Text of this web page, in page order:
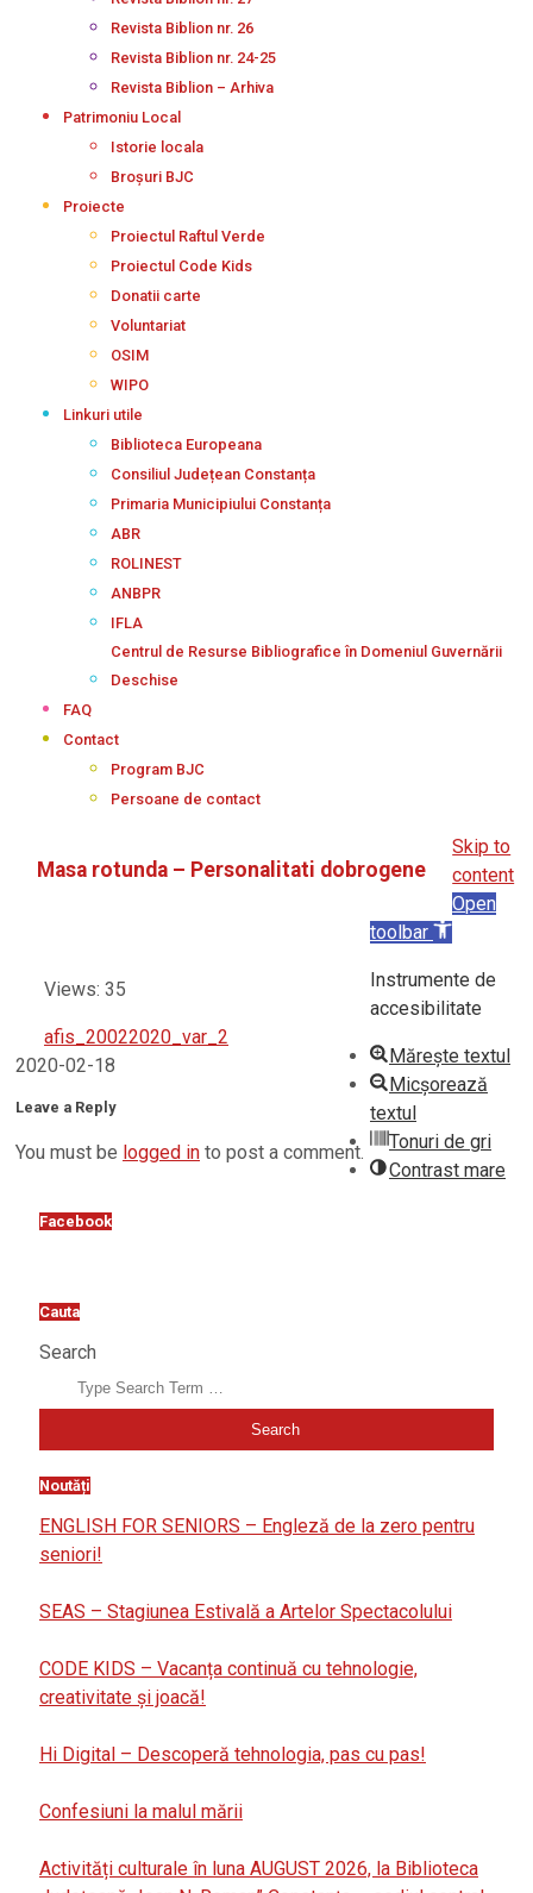
Revista Biblion nr. 26
Revista Biblion nr. 24-25
Revista Biblion – Arhiva
Patrimoniu Local
Istorie locala
Broșuri BJC
Proiecte
Proiectul Raftul Verde
Proiectul Code Kids
Donatii carte
Voluntariat
OSIM
WIPO
Linkuri utile
Biblioteca Europeana
Consiliul Județean Constanța
Primaria Municipiului Constanța
ABR
ROLINEST
ANBPR
IFLA
Centrul de Resurse Bibliografice în Domeniul Guvernării
Deschise
FAQ
Contact
Program BJC
Persoane de contact
Masa rotunda – Personalitati dobrogene
Views: 35
afis_20022020_var_2
2020-02-18
Leave a Reply
You must be logged in to post a comment.
Facebook
Cauta
Search
Noutăți
ENGLISH FOR SENIORS – Engleză de la zero pentru
seniori!
SEAS – Stagiunea Estivală a Artelor Spectacolului
CODE KIDS – Vacanța continuă cu tehnologie,
creativitate și joacă!
Hi Digital – Descoperă tehnologia, pas cu pas!
Confesiuni la malul mării
Activități culturale în luna AUGUST 2026, la Biblioteca
Skip to
content
Open
toolbar
Instrumente de
accesibilitate
Mărește textul
Micșorează
textul
Tonuri de gri
Contrast mare